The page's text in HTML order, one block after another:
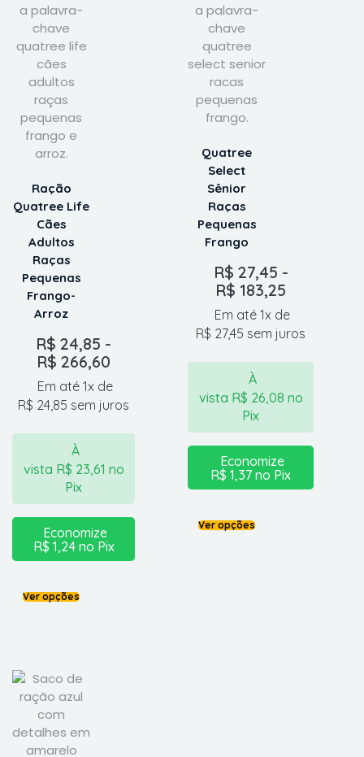
Ração
Quatree Life
Cães
Adultos
Raças
Pequenas
Frango-
Arroz
R$ 24,85 -
R$ 266,60
Em até 1x de
R$ 24,85 sem juros
À
vista R$ 23,61 no
Pix
Economize
R$ 1,24no Pix
Ver opções
Quatree
Select
Sênior
Raças
Pequenas
Frango
R$ 27,45 -
R$ 183,25
Em até 1x de
R$ 27,45 sem juros
À
vista R$ 26,08 no
Pix
Economize
R$ 1,37 no Pix
Ver opções